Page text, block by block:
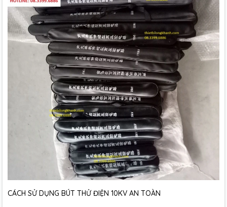
CÁCH SỬ DỤNG BÚT THỬ ĐIỆN 10KV AN TOÀN